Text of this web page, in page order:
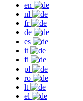
en
nl
fr
de
es
it
fi
pl
ro
lt
el